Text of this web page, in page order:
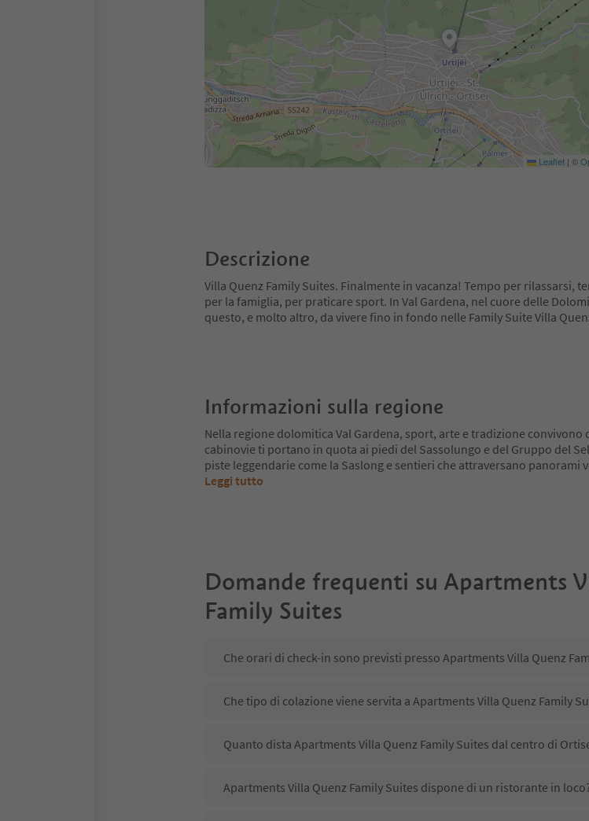
Leaflet | ©
Descrizione
Villa Quenz Family Suites. Finalmente in vacanza! Tempo per rilassarsi,
per la famiglia, per praticare sport. In Val Gardena, nel cuore delle
questo, e molto altro, da vivere fino in fondo nelle Family Suite Villa
Informazioni sulla regione
Nella regione dolomitica Val Gardena, sport, arte e tradizione convivono
cabinovie ti portano in quota ai piedi del Sassolungo e del Gruppo del
piste leggendarie come la Saslong e sentieri che attraversano panorami
Leggi tutto
Domande frequenti su Apartments
Family Suites
Che orari di check-in sono previsti presso Apartments Villa Quenz
Che tipo di colazione viene servita a Apartments Villa Quenz Family
Quanto dista Apartments Villa Quenz Family Suites dal centro di
Apartments Villa Quenz Family Suites dispone di un ristorante in